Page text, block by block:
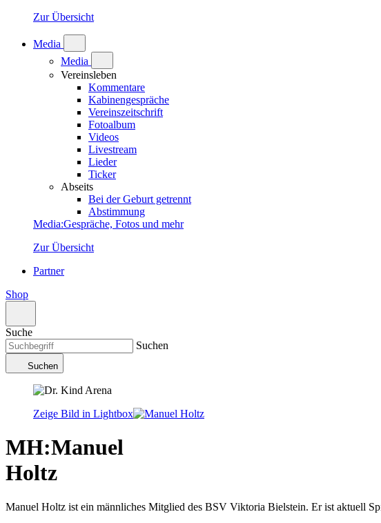
Zur Übersicht
Media
Media
Vereinsleben
Kommentare
Kabinengespräche
Vereinszeitschrift
Fotoalbum
Videos
Livestream
Lieder
Ticker
Abseits
Bei der Geburt getrennt
Abstimmung
Media:Gespräche, Fotos und mehr
Zur Übersicht
Partner
Shop
Suche
Suchen
Suchen
Zeige Bild in Lightbox
MH:Manuel
Holtz
Manuel Holtz ist ein männliches Mitglied des BSV Viktoria Bielstein. Er ist aktuell